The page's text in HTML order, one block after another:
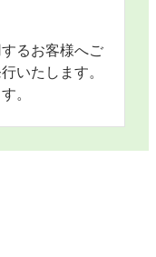
るお客様へご
いたします。
。